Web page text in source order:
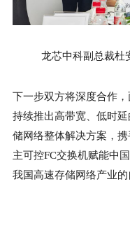
龙芯中科副总裁杜
下一步双方将深度合作
持续推出高带宽、低时
储网络整体解决方案，
主可控FC交换机赋能中
我国高速存储网络产业的